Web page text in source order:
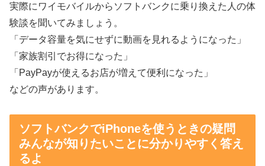
実際にワイモバイルからソフトバンクに乗り換えた人の体
験談を聞いてみましょう。
「データ容量を気にせずに動画を見れるようになった」
「家族割引でお得になった」
「PayPayが使えるお店が増えて便利になった」
などの声があります。
ソフトバンクでiPhoneを使うときの疑問
みんなが知りたいことに分かりやすく答え
るよ